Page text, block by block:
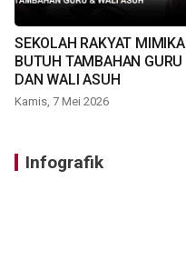
SEKOLAH RAKYAT MIMIKA
BUTUH TAMBAHAN GURU
DAN WALI ASUH
Kamis, 7 Mei 2026
Infografik